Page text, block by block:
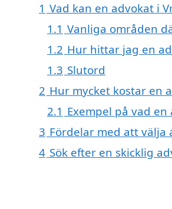
1 Vad kan en advokat i
1.1 Vanliga områden
1.2 Hur hittar jag en
1.3 Slutord
2 Hur mycket kostar en
2.1 Exempel på vad
3 Fördelar med att välja
4 Sök efter en skicklig